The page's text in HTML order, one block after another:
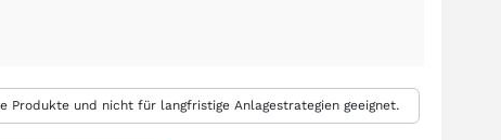
und nicht für langfristige Anlagestrategien geeignet.